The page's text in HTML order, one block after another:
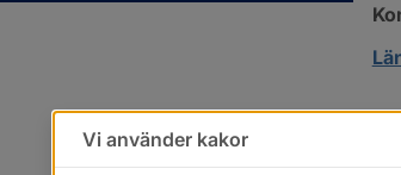
Vi använder kakor